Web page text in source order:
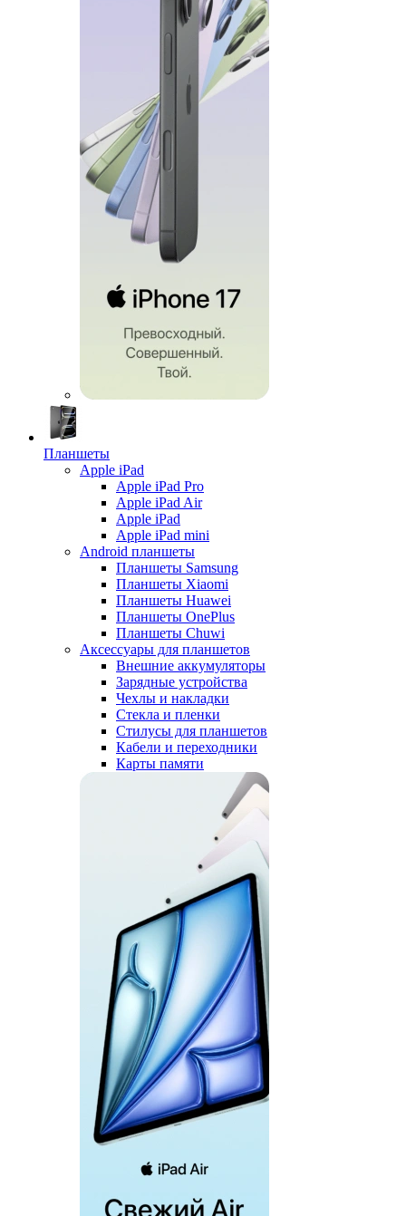
Планшеты
Apple iPad
Apple iPad Pro
Apple iPad Air
Apple iPad
Apple iPad mini
Android планшеты
Планшеты Samsung
Планшеты Xiaomi
Планшеты Huawei
Планшеты OnePlus
Планшеты Chuwi
Аксессуары для планшетов
Внешние аккумуляторы
Зарядные устройства
Чехлы и накладки
Стекла и пленки
Стилусы для планшетов
Кабели и переходники
Карты памяти